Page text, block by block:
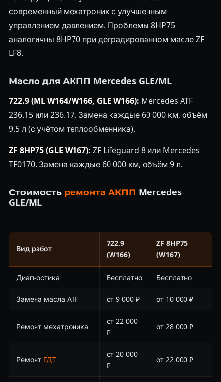
современный мехатроник с улучшенным
управлением давлением. Проблемы 8HP75
аналогичны 8HP70 при деградированном масле ZF
LF8.
Масло для АКПП Mercedes GLE/ML
722.9 (ML W164/W166, GLE W166): Mercedes ATF
236.15 или 236.17. Замена каждые 60 000 км, объём
9.5 л (с учётом теплообменника).
ZF 8HP75 (GLE W167): ZF Lifeguard 8 или Mercedes
TF0170. Замена каждые 60 000 км, объём 9 л.
Стоимость ремонта АКПП Mercedes
GLE/ML
Вид работ
722.9
(W166)
ZF 8HP75
(W167)
Диагностика Бесплатно Бесплатно
Замена масла ATF от 9 000 ₽ от 10 000 ₽
Ремонт мехатроника
от 22 000
₽
от 28 000 ₽
Ремонт ГДТ
от 20 000
₽
от 22 000 ₽